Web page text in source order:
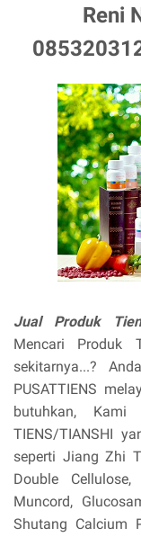
Reni
Jual Produk
Mencari Produk
sekitarnya...?
PUSATTIENS
butuhkan,
TIENS/TIANSHI
seperti Jiang Zhi
Double
Muncord,
Shutang Calcium